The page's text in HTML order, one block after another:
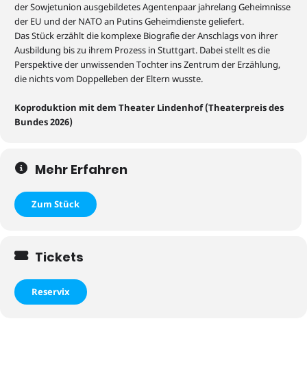
der Sowjetunion ausgebildetesAgentenpaar jahrelang Geheimnisse
der EU und der NATO an Putins Geheimdienstegeliefert.
Das Stück erzählt die komplexe Biografieder Anschlagsvon ihrer
Ausbildung bis zu ihrem Prozess in Stuttgart. Dabei stellt es die
Perspektive der unwissenden Tochter ins Zentrum der Erzählung,
die nichts vom Doppelleben der Eltern wusste.
Koproduktion mit dem Theater Lindenhof (Theaterpreis des
Bundes 2026)
Mehr Erfahren
Zum Stück
Tickets
Reservix